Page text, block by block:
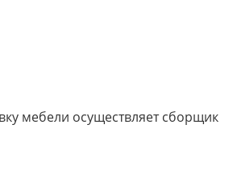
мебели осуществляет сборщик